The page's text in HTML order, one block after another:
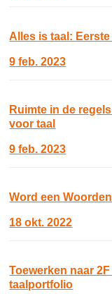
Alles is taal:
9 feb. 2023
Ruimte in de
voor taal
9 feb. 2023
Word een
18 okt. 2022
Toewerken naar
taalportfolio